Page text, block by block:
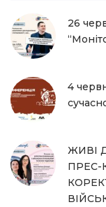
26
4
ЖИВІ
ПРЕС-